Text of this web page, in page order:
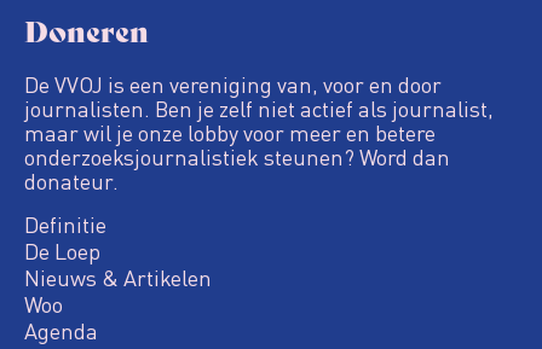
Doneren
De VVOJ is een vereniging van, voor en door
journalisten. Ben je zelf niet actief als journalist,
maar wil je onze lobby voor meer en betere
onderzoeksjournalistiek steunen? Word dan
donateur.
Definitie
De Loep
Nieuws & Artikelen
Woo
Agenda